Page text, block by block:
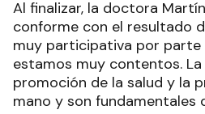
Al finalizar, la doctora
conforme con el resultado
muy participativa por parte
estamos muy contentos.
promoción de la salud y la
mano y son fundamentales